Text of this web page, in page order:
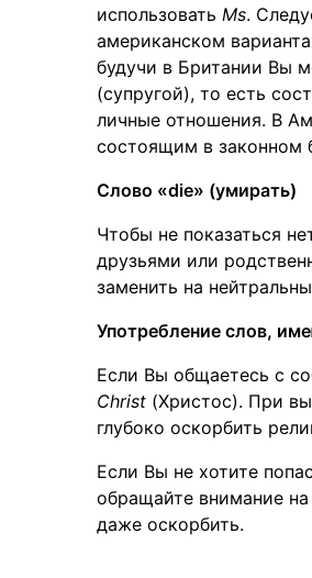
использовать Ms.
американском
будучи в Британии Вы
(супругой), то есть
личные отношения. В
состоящим в законном
Слово «die» (умирать)
Чтобы не показаться
друзьями или
заменить на
Употребление слов,
Если Вы общаетесь с
Christ (Христос). При
глубоко оскорбить
Если Вы не хотите
обращайте внимание
даже оскорбить.